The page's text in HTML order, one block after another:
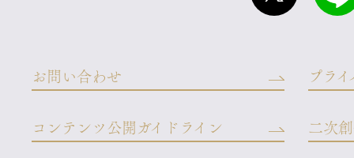
お問い合わせ プラ
コンテンツ公開ガイドライン 二次